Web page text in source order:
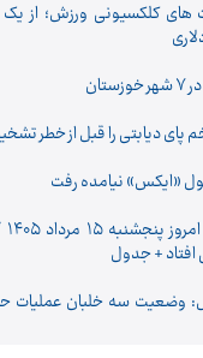
های کلکسیونی ورزش؛ از یک
دیابتی را قبل از خطر
«ایکس» نیامده رفت
+ جدول
وضعیت سه خلبان عملیات